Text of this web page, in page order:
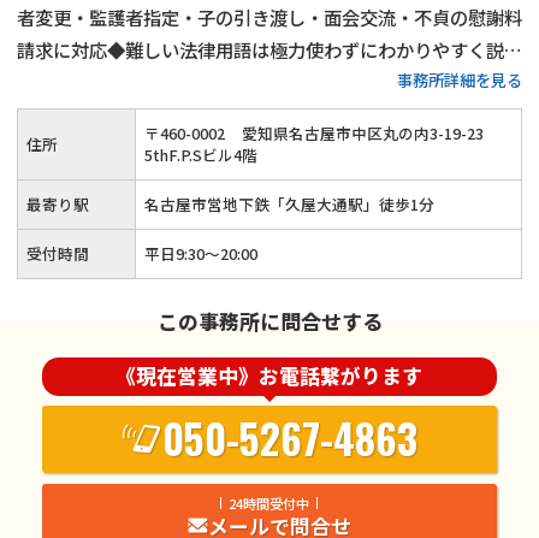
者変更・監護者指定・子の引き渡し・面会交流・不貞の慰謝料
請求に対応◆難しい法律用語は極力使わずにわかりやすく説明
◆少しでも前向きな人生のリスタートがきれるようサポートし
ていきます
事務所詳細を見る
住所 〒460-0002
愛知県名古屋市中区丸の内3-19-23
5thF.P.Sビル4階
最寄り駅 名古屋市営地下鉄「久屋大通駅」徒歩1分
受付時間 平日9:30～20:00
この事務所に問合せする
《現在営業中》お電話繋がります
050-5267-4863
24時間受付中
メールで問合せ